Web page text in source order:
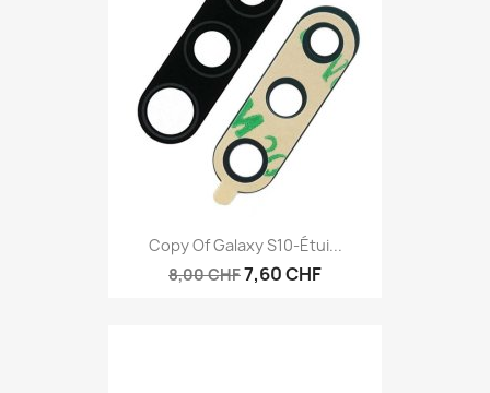
Copy Of Galaxy S10-Étui...
8,00 CHF7,60 CHF